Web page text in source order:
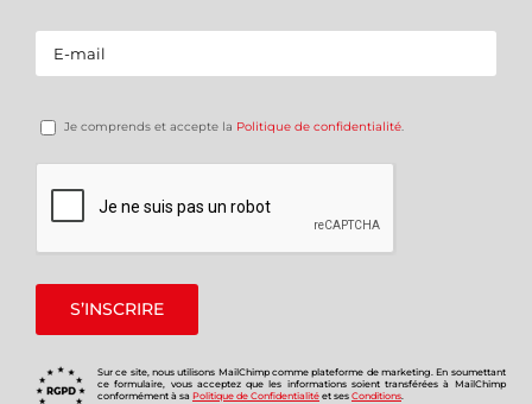
Je comprends et accepte la Politique de confidentialité.
Sur ce site, nous utilisons MailChimp comme plateforme de marketing. En soumettant
ce formulaire, vous acceptez que les informations soient transférées à MailChimp
conformément à sa Politique de Confidentialitéet ses Conditions.